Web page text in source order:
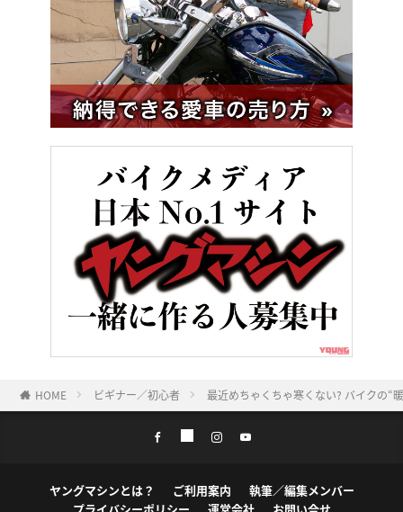
HOME ビギナー／初心者 最近めちゃくちゃ寒くない? バイクの“
ヤングマシンとは？ ご利用案内
執筆／編集メンバー